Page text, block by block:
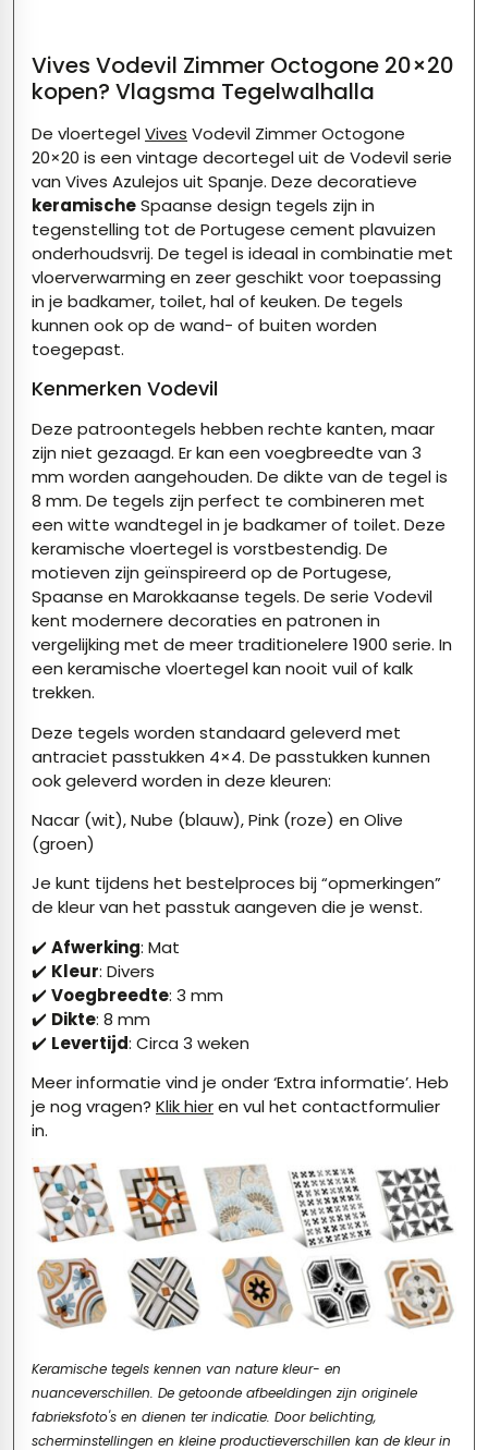
Vives Vodevil Zimmer Octogone 20×20
kopen? Vlagsma Tegelwalhalla
De vloertegelVives Vodevil Zimmer Octogone
20×20 is een vintage decortegel uit de Vodevil serie
van Vives Azulejos uit Spanje. Deze decoratieve
keramischeSpaanse design tegels zijn in
tegenstelling tot de Portugese cement plavuizen
onderhoudsvrij. De tegel is ideaal in combinatie met
vloerverwarming en zeer geschikt voor toepassing
in je badkamer, toilet, hal of keuken. De tegels
kunnen ook op de wand- of buiten worden
toegepast.
Kenmerken Vodevil
Deze patroontegels hebben rechte kanten, maar
zijn niet gezaagd. Er kan een voegbreedte van 3
mm worden aangehouden. De dikte van de tegel is
8 mm. De tegels zijn perfect te combineren met
een witte wandtegel in je badkamer of toilet. Deze
keramische vloertegel is vorstbestendig. De
motieven zijn geïnspireerd op de Portugese,
Spaanse en Marokkaanse tegels. De serie Vodevil
kent modernere decoraties en patronen in
vergelijking met de meer traditionelere 1900 serie. In
een keramische vloertegel kan nooit vuil of kalk
trekken.
Deze tegels worden standaard geleverd met
antraciet passtukken 4×4. De passtukken kunnen
ook geleverd worden in deze kleuren:
Nacar (wit), Nube (blauw), Pink (roze) en Olive
(groen)
Je kunt tijdens het bestelproces bij “opmerkingen”
de kleur van het passtuk aangeven die je wenst.
✔️Afwerking: Mat
✔️ Kleur: Divers
✔️Voegbreedte: 3 mm
✔️ Dikte: 8 mm
✔️ Levertijd: Circa 3 weken
Meer informatie vind je onder ‘Extra informatie’. Heb
je nog vragen? Klik hieren vul het contactformulier
in.
Keramische tegels kennen van nature kleur- en
nuanceverschillen. De getoonde afbeeldingen zijn originele
fabrieksfoto's en dienen ter indicatie. Door belichting,
scherminstellingen en kleine productieverschillen kan de kleur in